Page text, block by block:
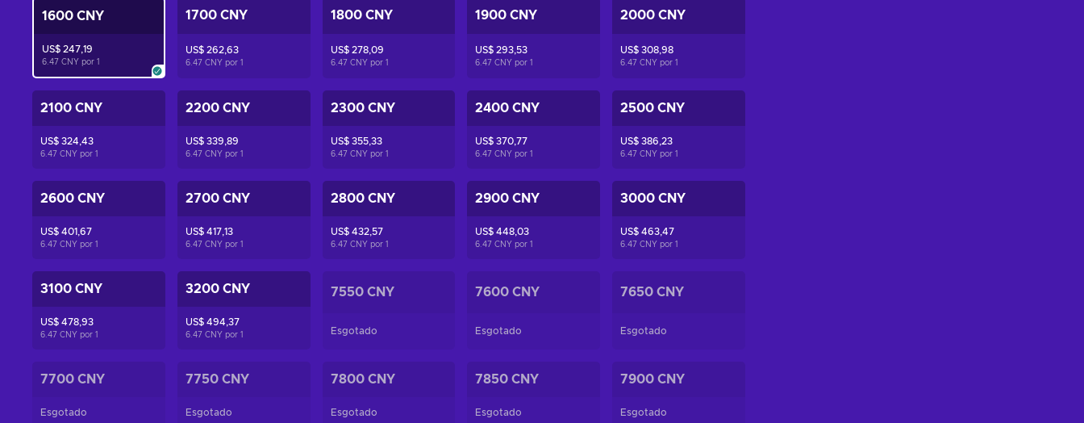
1600 CNY
US$ 247,19
6.47 CNY por 1
1700 CNY
US$ 262,63
6.47 CNY por 1
1800 CNY
US$ 278,09
6.47 CNY por 1
1900 CNY
US$ 293,53
6.47 CNY por1
2000 CNY
US$ 308,98
6.47 CNY por1
2100 CNY
US$ 324,43
6.47 CNY por 1
2200 CNY
US$ 339,89
6.47 CNY por 1
2300 CNY
US$ 355,33
6.47 CNY por 1
2400 CNY
US$ 370,77
6.47 CNY por1
2500 CNY
US$ 386,23
6.47 CNY por1
2600 CNY
US$ 401,67
6.47 CNY por 1
2700 CNY
US$ 417,13
6.47 CNY por 1
2800 CNY
US$ 432,57
6.47 CNY por 1
2900 CNY
US$ 448,03
6.47 CNY por1
3000 CNY
US$ 463,47
6.47 CNY por1
3100 CNY
US$ 478,93
6.47 CNY por 1
3200 CNY
US$ 494,37
6.47 CNY por 1
7550 CNY
Esgotado
7600 CNY
Esgotado
7650 CNY
Esgotado
7700 CNY
Esgotado
7750 CNY
Esgotado
7800 CNY
Esgotado
7850 CNY
Esgotado
7900 CNY
Esgotado